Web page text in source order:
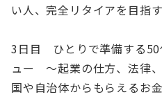
い人、完全リタイアを目指
3日目 ひとりで準備する50
ュー ～起業の仕方、法律、
国や自治体からもらえるお金